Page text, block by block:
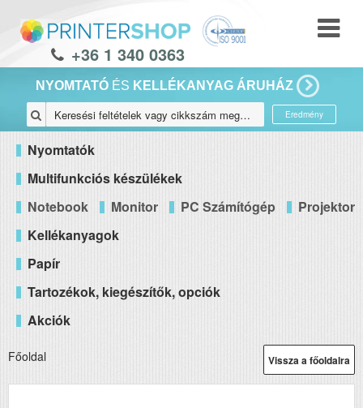
+36 1 340 0363
NYOMTATÓ ÉS KELLÉKANYAG ÁRUHÁZ
Eredmény
Nyomtatók
Multifunkciós készülékek
Notebook
Monitor PC Számítógép
Projektor
Kellékanyagok
Papír
Tartozékok, kiegészítők, opciók
Akciók
Vissza a főoldalra
Főoldal